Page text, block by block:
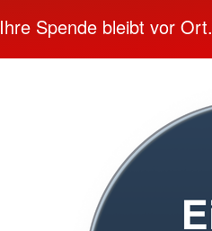
Ihre Spende bleibt vor Ort.